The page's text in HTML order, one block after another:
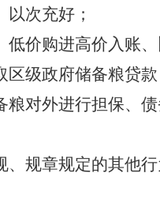
次充好；
低价购进高价入账
级政府储备粮贷款
粮对外进行担保、
、规章规定的其他行